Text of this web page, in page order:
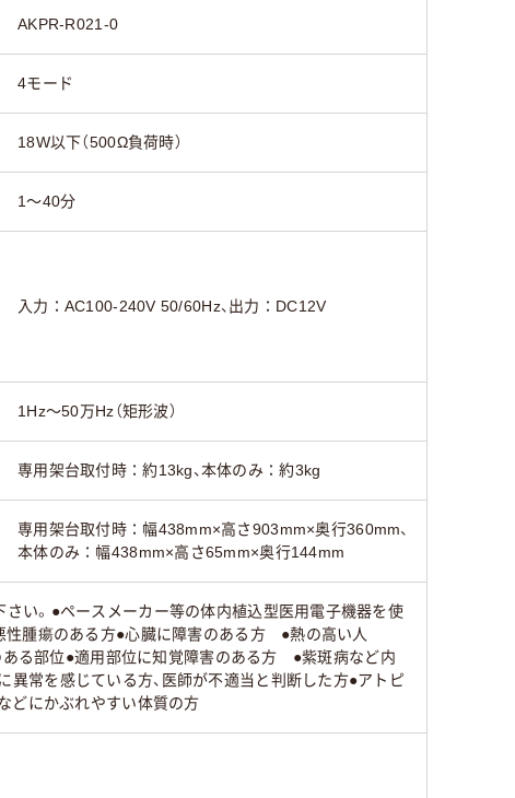
AKPR-R021-0
4モード
18W以下（500Ω負荷時）
1～40分
入力：AC100-240V 50/60Hz、出力：DC12V
1Hz～50万Hz（矩形波）
専用架台取付時：約13kg、本体のみ：約3kg
専用架台取付時：幅438mm×高さ903mm×奥行360mm、
本体のみ：幅438mm×高さ65mm×奥行144mm
さい。●ペースメーカー等の体内植込型医用電子機器を使
性腫瘍のある方●心臓に障害のある方 ●熱の高い人
る部位●適用部位に知覚障害のある方 ●紫斑病など内
常を感じている方、医師が不適当と判断した方●アトピ
どにかぶれやすい体質の方